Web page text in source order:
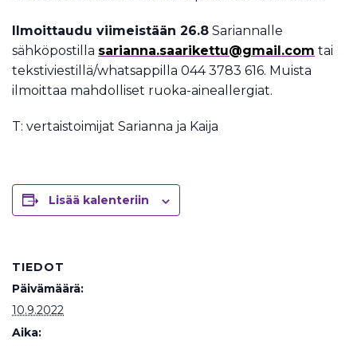
Ilmoittaudu viimeistään 26.8 Sariannalle
sähköpostilla sarianna.saarikettu@gmail.com tai
tekstiviestillä/whatsappilla 044 3783 616. Muista
ilmoittaa mahdolliset ruoka-aineallergiat.
T: vertaistoimijat Sarianna ja Kaija
Lisää kalenteriin
TIEDOT
Päivämäärä:
10.9.2022
Aika: